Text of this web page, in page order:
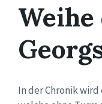
In der Chronik